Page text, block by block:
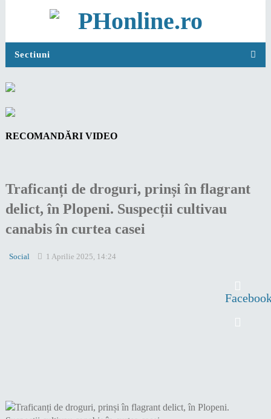
Sectiuni
RECOMANDĂRI VIDEO
Traficanți de droguri, prinși în flagrant
delict, în Plopeni. Suspecții cultivau
canabis în curtea casei
Social 1 Aprilie 2025, 14:24